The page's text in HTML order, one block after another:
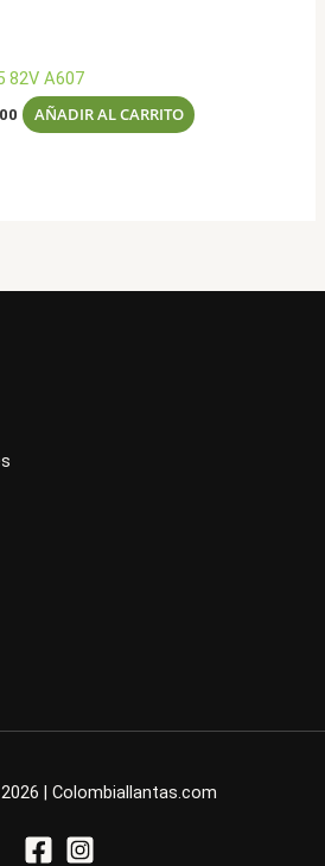
82V A607
El
precio
AÑADIR AL CARRITO
| Colombiallantas.com